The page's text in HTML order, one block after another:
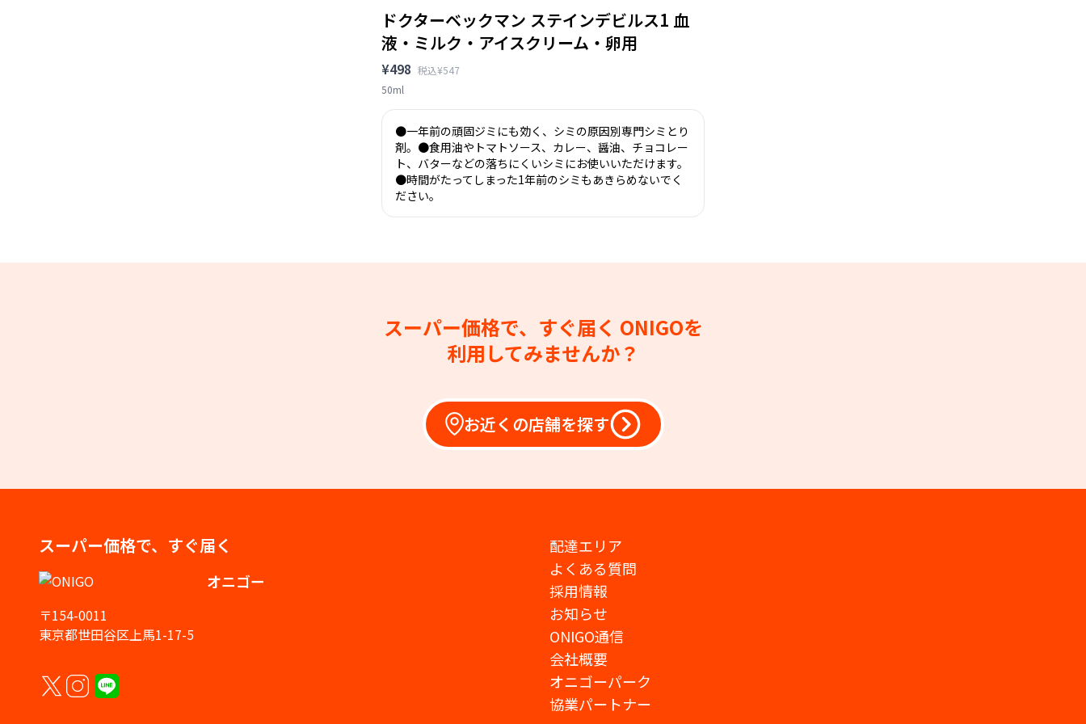
ドクターベックマン ステインデビルス1 血
液・ミルク・アイスクリーム・卵用
¥498 税込¥547
50ml
●一年前の頑固ジミにも効く、シミの原因別専門シミとり
剤。●食用油やトマトソース、カレー、醤油、チョコレー
ト、バターなどの落ちにくいシミにお使いいただけます。
●時間がたってしまった1年前のシミもあきらめないでく
ださい。
スーパー価格で、すぐ届く ONIGOを
利用してみませんか？
お近くの店舗を探す
スーパー価格で、すぐ届く
オニゴー
〒154-0011
東京都世田谷区上馬1-17-5
配達エリア
よくある質問
採用情報
お知らせ
ONIGO通信
会社概要
オニゴーパーク
協業パートナー